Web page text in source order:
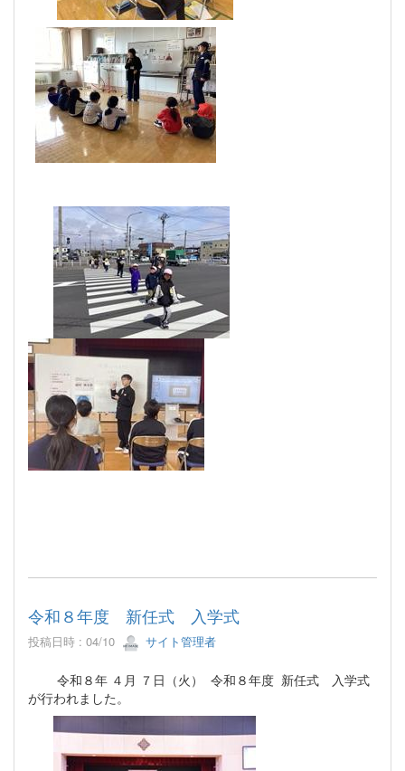
令和８年度 新任式 入学式
投稿日時 : 04/10 サイト管理者
令和８年 ４月 ７日（火） 令和８年度 新任式 入学式
が行われました。